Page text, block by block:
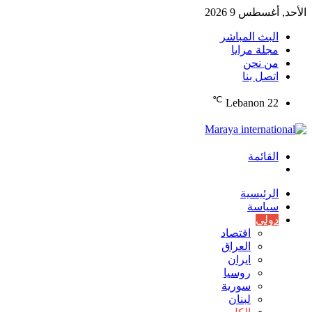
الأحد, أغسطس 9 2026
البث المباشر
مجلة مرايا
من نحن
اتصل بنا
Lebanon 22
℃
القائمة
الرئيسية
سياسة
دولي
اقتصاد
العراق
ايران
روسيا
سورية
لبنان